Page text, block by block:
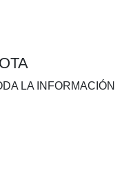
LA INFORMACIÓN